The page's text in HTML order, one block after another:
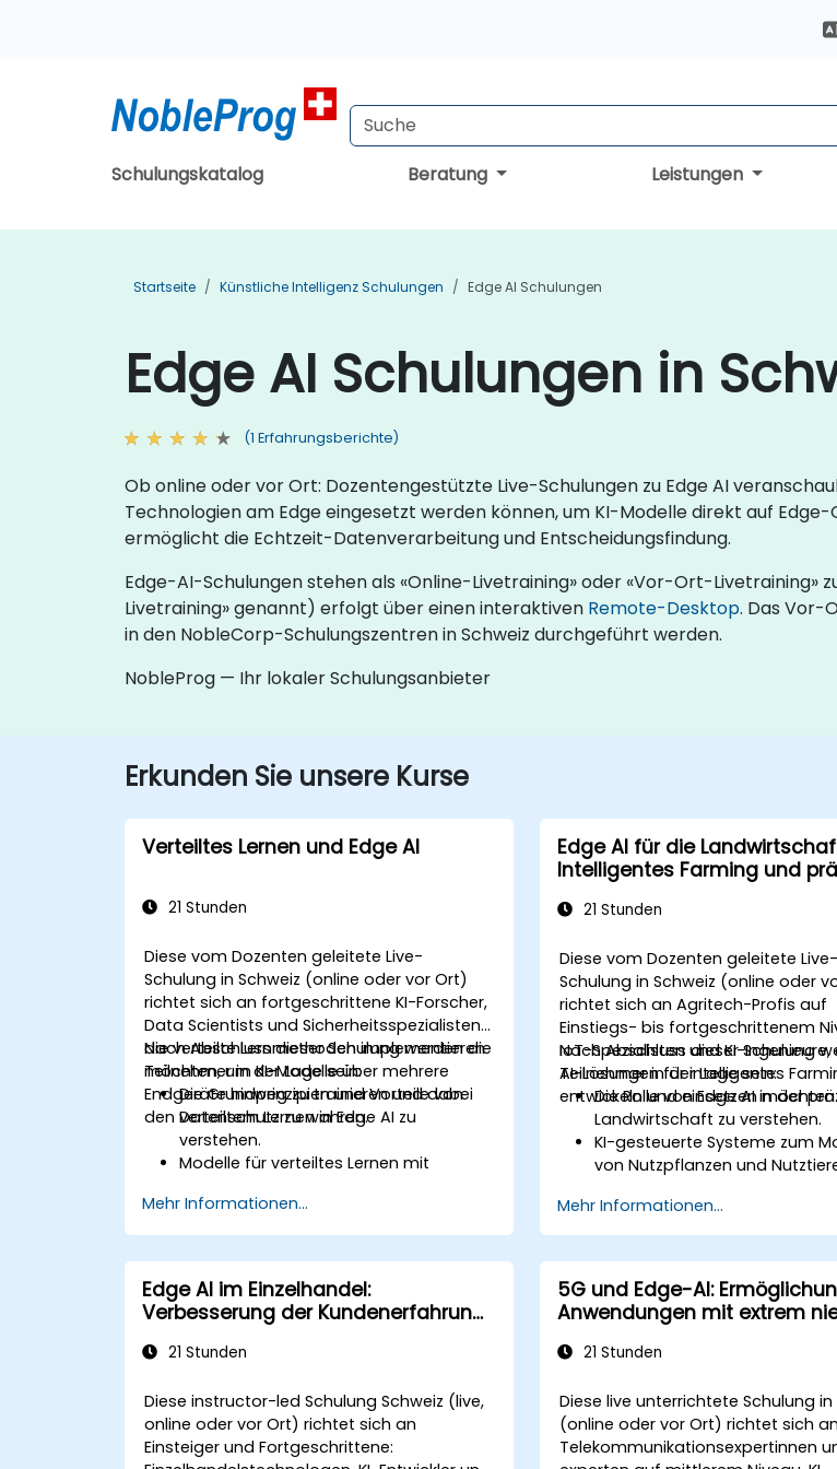
Schulungskatalog Beratung Leistungen
Startseite Künstliche Intelligenz Schulungen Edge AI Schulungen
Edge AI Schulungen in
(1 Erfahrungsberichte)
Ob online oder vor Ort: Dozentengestützte Live-Schulungen zu Edge AI
Technologien am Edge eingesetzt werden können, um KI-Modelle direkt auf
ermöglicht die Echtzeit-Datenverarbeitung und Entscheidungsfindung.
Edge-AI-Schulungen stehen als «Online-Livetraining» oder «Vor-Ort-Livetraining»
Livetraining» genannt) erfolgt über einen interaktiven Remote-Desktop. Das Vor-
in den NobleCorp-Schulungszentren in Schweiz durchgeführt werden.
NobleProg — Ihr lokaler Schulungsanbieter
Erkunden Sie unsere Kurse
Verteiltes Lernen und Edge AI
21 Stunden
Diese vom Dozenten geleitete Live-
Schulung in Schweiz (online oder vor Ort)
richtet sich an fortgeschrittene KI-Forscher,
Data Scientists und Sicherheitsspezialisten,
die verteilte Lernmethoden implementieren
möchten, um KI-Modelle über mehrere
Endgeräte hinweg zu trainieren und dabei
den Datenschutz zu wahren.
Nach Abschluss dieser Schulung werden die
Teilnehmer in der Lage sein:
Die Grundprinzipien und Vorteile von
verteiltem Lernen in Edge AI zu
verstehen.
Modelle für verteiltes Lernen mit
implementieren.
Das KI-Training über verteilte Endgeräte
Datenschutz- und Sicherheitsprobleme
im Rahmen des verteilten Lernens zu
adressieren.
Systeme für verteiltes Lernen in realen
überwachen.
Mehr Informationen...
Edge AI für die
Intelligentes Farming und
21 Stunden
Diese vom Dozenten geleitete Live-
Schulung in Schweiz (online oder
richtet sich an Agritech-Profis auf
Einstiegs- bis fortgeschrittenem
IoT-Spezialisten und KI-Ingenieure,
AI-Lösungen für intelligentes
entwickeln und einsetzen
Nach Abschluss dieser Schulung
Teilnehmer in der Lage sein:
Die Rolle von Edge AI in der
Landwirtschaft zu verstehen.
KI-gesteuerte Systeme zum
von Nutzpflanzen und
Automatisierte Bewässerungs-
Umwelt-Monitoring-Lösungen
entwickeln.
Die landwirtschaftliche
Echtzeit-Analysen mit Edge AI
optimieren.
Mehr Informationen...
Edge AI im Einzelhandel:
Verbesserung der Kundenerfahrung
21 Stunden
Diese instructor-led Schulung Schweiz (live,
online oder vor Ort) richtet sich an
Einsteiger und Fortgeschrittene:
5G und Edge-AI:
Anwendungen mit extrem
21 Stunden
Diese live unterrichtete Schulung in
(online oder vor Ort) richtet sich an
Telekommunikationsexpertinnen